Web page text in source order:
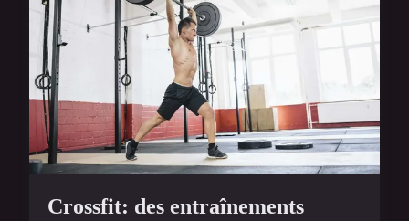
Crossfit: des entraînements